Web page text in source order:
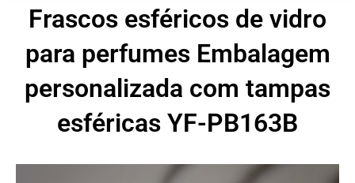
Frascos esféricos de vidro
para perfumes Embalagem
personalizada com tampas
esféricas YF-PB163B